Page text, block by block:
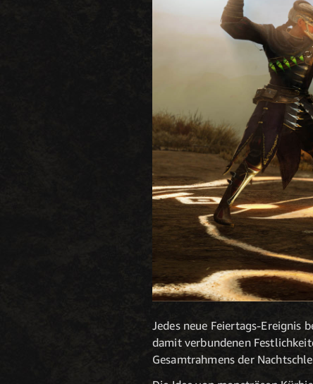
Jedes neue Feiertags-Ereignis
damit verbundenen
Gesamtrahmens der